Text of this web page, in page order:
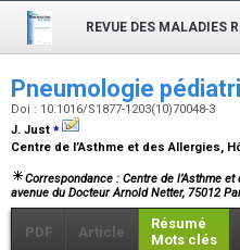
REVUE DES MALADIES
Pneumologie
Doi : 10.1016/S1877-1203(10)70048-3
J. Just ⁎
Centre de l’Asthme et des Allergies,
Correspondance : Centre de l’Asthme
avenue du Docteur Arnold Netter, 75012
PDF Article
Résumé
Mots clés